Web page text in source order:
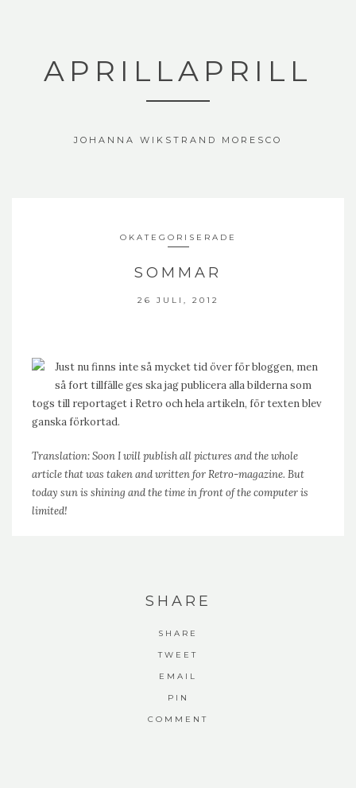
APRILLAPRILL
JOHANNA WIKSTRAND MORESCO
OKATEGORISERADE
SOMMAR
26 JULI, 2012
Just nu finns inte så mycket tid över för bloggen, men
så fort tillfälle ges ska jag publicera alla bilderna som
togs till reportaget i Retro och hela artikeln, för texten blev
ganska förkortad.
Translation: Soon I will publish all pictures and the whole
article that was taken and written for Retro-magazine. But
today sun is shining and the time in front of the computer is
limited!
SHARE
SHARE
TWEET
EMAIL
PIN
COMMENT